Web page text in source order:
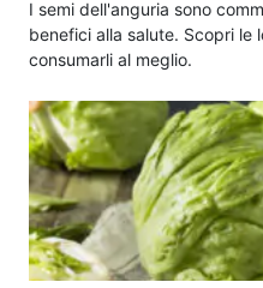
I semi dell'anguria sono
benefici alla salute. Scopri le
consumarli al meglio.